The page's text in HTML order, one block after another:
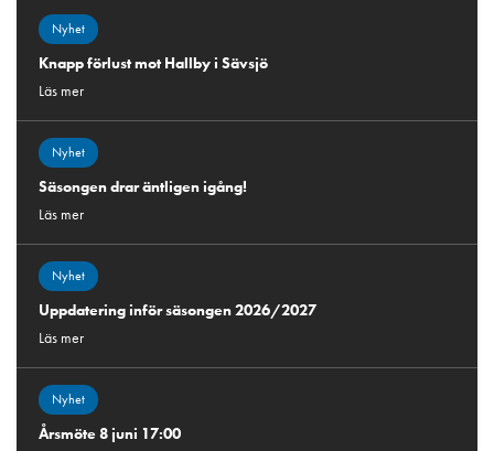
Nyhet
Knapp förlust mot Hallby i Sävsjö
Läs mer
Nyhet
Säsongen drar äntligen igång!
Läs mer
Nyhet
Uppdatering inför säsongen 2026/2027
Läs mer
Nyhet
Årsmöte 8 juni 17:00